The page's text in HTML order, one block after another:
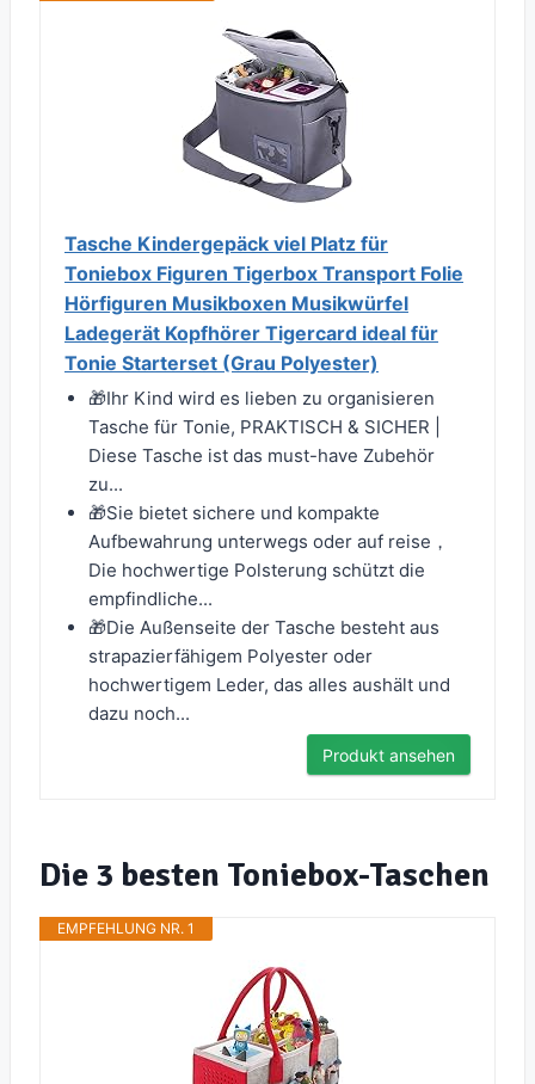
Tasche Kindergepäck viel Platz für
Toniebox Figuren Tigerbox Transport Folie
Hörfiguren Musikboxen Musikwürfel
Ladegerät Kopfhörer Tigercard ideal für
Tonie Starterset (Grau Polyester)
🎁Ihr Kind wird es lieben zu organisieren
Tasche für Tonie, PRAKTISCH & SICHER |
Diese Tasche ist das must-have Zubehör
zu...
🎁Sie bietet sichere und kompakte
Aufbewahrung unterwegs oder auf reise，
Die hochwertige Polsterung schützt die
empfindliche...
🎁Die Außenseite der Tasche besteht aus
strapazierfähigem Polyester oder
hochwertigem Leder, das alles aushält und
dazu noch...
Produkt ansehen
Die 3 besten Toniebox-Taschen
EMPFEHLUNG NR. 1